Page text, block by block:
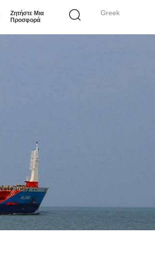
Greek
Ζητήστε Μια
Προσφορά